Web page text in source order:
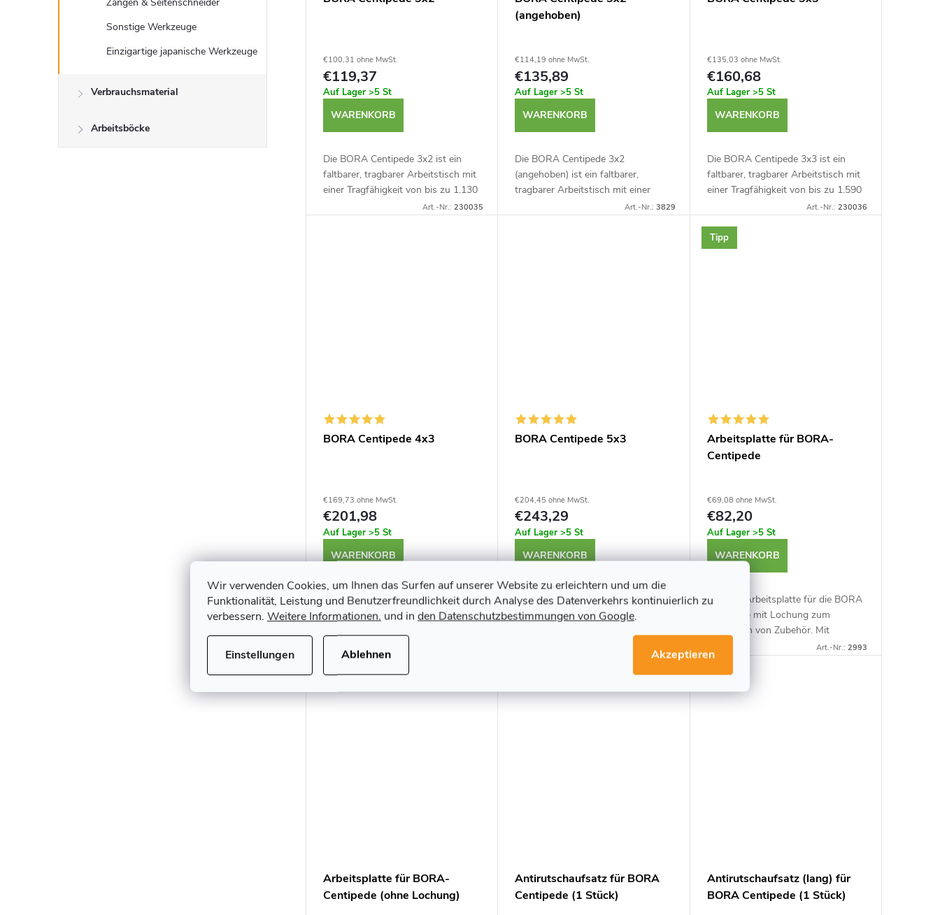
Wir verwenden Cookies, um Ihnen das Surfen auf unserer Website zu erleichtern und um die
Funktionalität, Leistung und Benutzerfreundlichkeit durch Analyse des Datenverkehrs kontinuierlich zu
verbessern. Weitere Informationen. und in den Datenschutzbestimmungen von Google.
Einstellungen Ablehnen Akzeptieren
Sonstige Werkzeuge
Einzigartige japanische Werkzeuge
Verbrauchsmaterial
Arbeitsböcke
u
€100,31 ohne MwSt.
€119,37
Auf Lager >5 St
WARENKORB
Die BORA Centipede 3x2 ist ein
faltbarer, tragbarer Arbeitstisch mit
einer Tragfähigkeit von bis zu 1.130
kg. Die Centipede ist sehr leicht und
Art.-Nr.:230035
(angehoben)
€114,19 ohne MwSt.
€135,89
Auf Lager>5 St
WARENKORB
Die BORA Centipede 3x2
(angehoben) ist ein faltbarer,
tragbarer Arbeitstisch mit einer
Tragfähigkeit von bis zu 1.130 kg.
Art.-Nr.: 3829
€135,03 ohne MwSt.
€160,68
Auf Lager >5 St
WARENKORB
Die BORA Centipede 3x3 ist ein
faltbarer, tragbarer Arbeitstisch mit
einer Tragfähigkeit von bis zu 1.590
kg. Die Centipede ist sehr leicht und
Art.-Nr.: 230036
BORA Centipede 4x3
€169,73 ohne MwSt.
€201,98
Auf Lager >5 St
WARENKORB
Die BORA Centipede 4x3 ist ein
faltbarer, tragbarer Arbeitstisch mit
kompakt, hält aber dank flexibler...
BORA Centipede 5x3
€204,45 ohne MwSt.
€243,29
Auf Lager>5 St
WARENKORB
Die BORA Centipede 5x3 ist ein
faltbarer, tragbarer Arbeitstisch mit
kompakt, hält aber dank flexibler...
Tipp
Arbeitsplatte für BORA-
Centipede
€69,08 ohne MwSt.
€82,20
Auf Lager >5 St
WARENKORB
Faltbare Arbeitsplatte für die BORA
Centipede mit Lochung zum
Anbringen von Zubehör. Mit
Trageschlitz für schnellen und
effizienten Transport auch mit einer
Hand. Diese...
Art.-Nr.: 2993
Arbeitsplatte für BORA-
Centipede (ohne Lochung)
Antirutschaufsatz für BORA
Centipede (1 Stück)
Antirutschaufsatz (lang) für
BORA Centipede (1 Stück)